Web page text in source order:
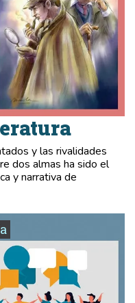
y las rivalidades
dos almas ha sido el
y narrativa de